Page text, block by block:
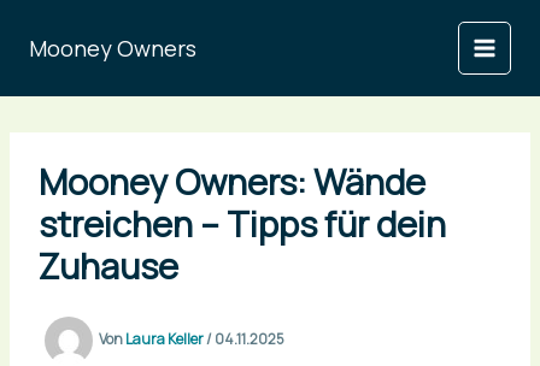
InhaltMooney Owners
Mooney Owners: Wände
streichen – Tipps für dein
Zuhause
VonLaura Keller/04.11.2025